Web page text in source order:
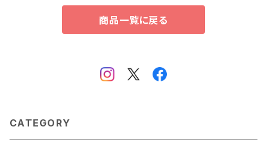
商品一覧に戻る
CATEGORY